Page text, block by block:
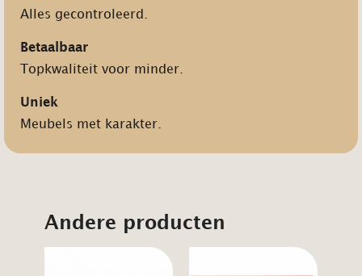
Alles gecontroleerd.
Betaalbaar
Topkwaliteit voor minder.
Uniek
Meubels met karakter.
Andere producten